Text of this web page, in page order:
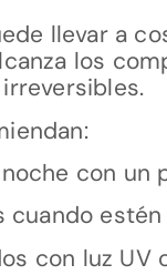
llevar a
los
con un
cuando
con luz